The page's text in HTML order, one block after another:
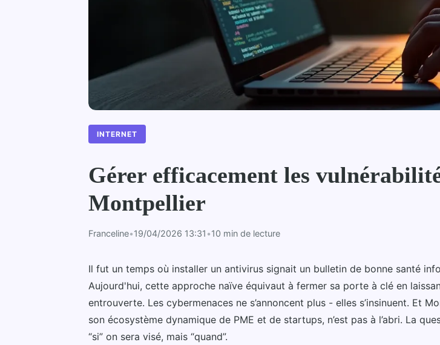
INTERNET
Gérer efficacement les
Montpellier
Franceline•19/04/2026 13:31 •10 min de lecture
Il fut un temps où installer un antivirus signait un bulletin de bonne santé
Aujourd'hui, cette approche naïve équivaut à fermer sa porte à clé en
entrouverte. Les cybermenaces ne s’annoncent plus - elles s’insinuent. Et
son écosystème dynamique de PME et de startups, n’est pas à l’abri. La
“si” on sera visé, mais “quand”.